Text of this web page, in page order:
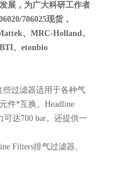
展，为广大科研工作者
706025现货，
、MRC-Holland、
、etonbio
过滤器适用于各种气
件*互换。 Headline
达700 bar。还提供一
Filters排气过滤器、